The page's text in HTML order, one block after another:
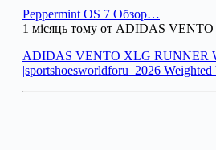
Peppermint OS 7 Обзор…
1 місяць тому от ADIDAS
ADIDAS VENTO XLG RUNNER
|sportshoesworldforu_2026